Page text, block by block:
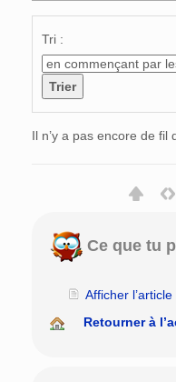
Tri :
Il n’y a pas encore de fil
Ce que tu
Afficher l’article
Retourner à